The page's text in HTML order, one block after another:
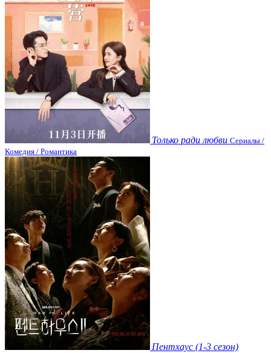
Только ради любви Сериалы /
Комедия / Романтика
Пентхаус (1-3 сезон)